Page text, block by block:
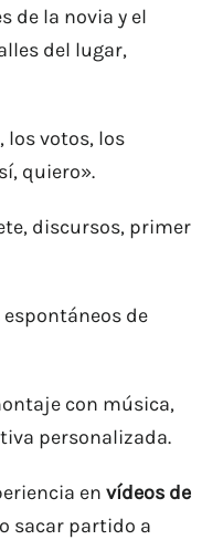
de la novia y el
del lugar,
los votos, los
quiero».
discursos, primer
de
con música,
personalizada.
en vídeos de
sacar partido a